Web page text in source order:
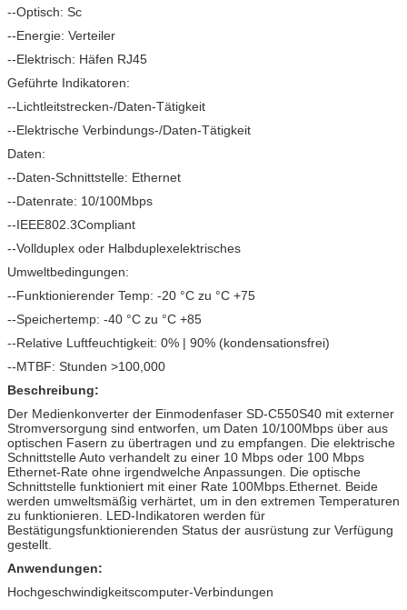
--Optisch: Sc
--Energie: Verteiler
--Elektrisch: Häfen RJ45
Geführte Indikatoren:
--Lichtleitstrecken-/Daten-Tätigkeit
--Elektrische Verbindungs-/Daten-Tätigkeit
Daten:
--Daten-Schnittstelle: Ethernet
--Datenrate: 10/100Mbps
--IEEE802.3Compliant
--Vollduplex oder Halbduplexelektrisches
Umweltbedingungen:
--Funktionierender Temp: -20 °C zu °C +75
--Speichertemp: -40 °C zu °C +85
--Relative Luftfeuchtigkeit: 0% | 90% (kondensationsfrei)
--MTBF: Stunden >100,000
Beschreibung:
Der Medienkonverter der Einmodenfaser SD-C550S40 mit externer
Stromversorgung sind entworfen, um Daten 10/100Mbps über aus
optischen Fasern zu übertragen und zu empfangen. Die elektrische
Schnittstelle Auto verhandelt zu einer 10 Mbps oder 100 Mbps
Ethernet-Rate ohne irgendwelche Anpassungen. Die optische
Schnittstelle funktioniert mit einer Rate 100Mbps.Ethernet. Beide
werden umweltsmäßig verhärtet, um in den extremen Temperaturen
zu funktionieren. LED-Indikatoren werden für
Bestätigungsfunktionierenden Status der ausrüstung zur Verfügung
gestellt.
Anwendungen:
Hochgeschwindigkeitscomputer-Verbindungen